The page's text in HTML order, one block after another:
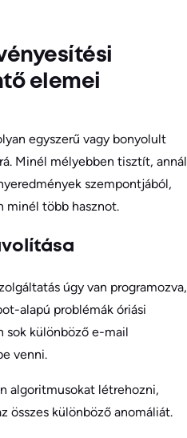
elemei
egyszerű vagy bonyolult
Minél mélyebben tisztít, annál
szempontjából,
minél több hasznot.
úgy van programozva,
alapú problémák óriási
sok különböző e-mail
venni.
algoritmusokat létrehozni,
összes különböző anomáliát.